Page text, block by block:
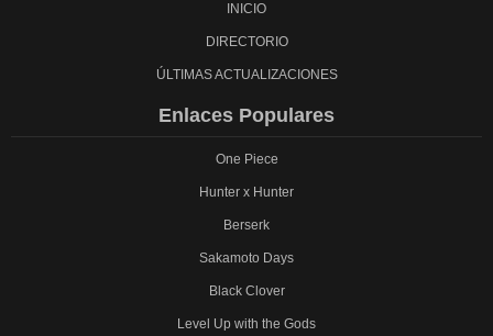
INICIO
DIRECTORIO
ÚLTIMAS ACTUALIZACIONES
Enlaces Populares
One Piece
Hunter x Hunter
Berserk
Sakamoto Days
Black Clover
Level Up with the Gods